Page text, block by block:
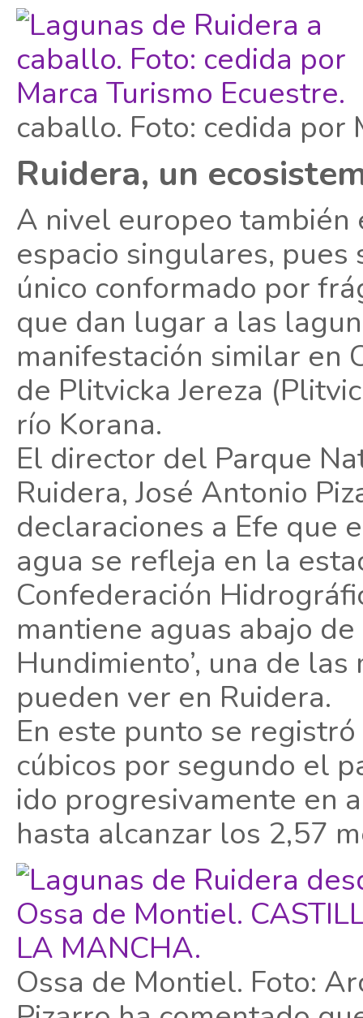
caballo. Foto: cedida por
Ruidera, un
A nivel europeo también
espacio singulares,
único conformado por
que dan lugar a las
manifestación similar en
de Plitvicka Jereza
río Korana.
El director del Parque
Ruidera, José Antonio
declaraciones a Efe que
agua se refleja en la
Confederación
mantiene aguas abajo de
Hundimiento’, una de
pueden ver en Ruidera.
En este punto se
cúbicos por segundo el
ido progresivamente en
hasta alcanzar los 2,57
Ossa de Montiel. Foto: